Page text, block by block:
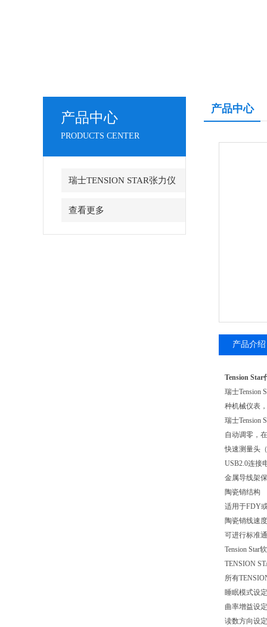
产品中心
PRODUCTS CENTER
瑞士TENSION STAR张力仪
查看更多
产品中心
产品介绍
Tension Star
瑞士Tension
种机械仪表
瑞士Tension
自动调零，
快速测量头
USB2.0连接
金属导线架
陶瓷销结构
适用于FDY
陶瓷销线速
可进行标准
Tension Star
TENSION
所有
睡眠模式设定
曲率增益设
读数方向设